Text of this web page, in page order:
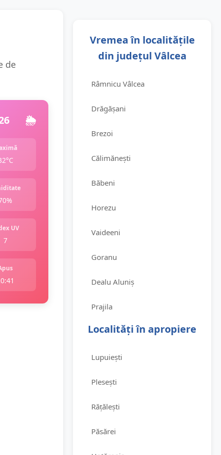
de
🌦️
UV
7
Vremea în localitățile
din județul Vâlcea
Râmnicu Vâlcea
Drăgășani
Brezoi
Călimănești
Băbeni
Horezu
Vaideeni
Goranu
Dealu Aluniș
Prajila
Localități în apropiere
Lupuiești
Plesești
Rățălești
Păsărei